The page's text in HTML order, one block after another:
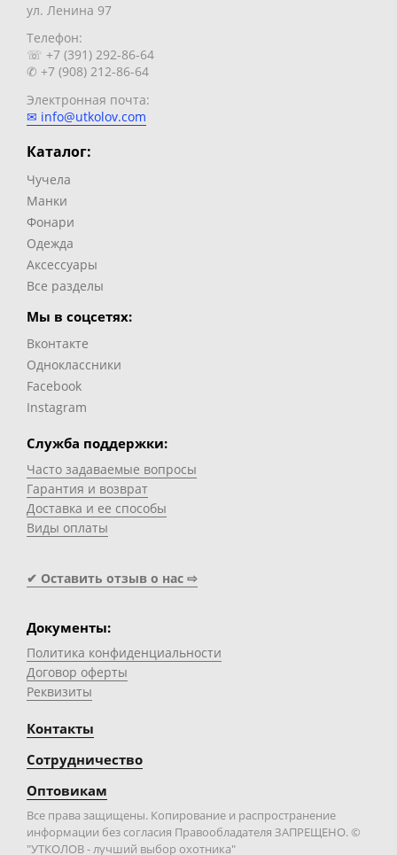
ул. Ленина 97
Телефон:
☏ +7 (391) 292-86-64
✆ +7 (908) 212-86-64
Электронная почта:
✉ info@utkolov.com
Каталог:
Чучела
Манки
Фонари
Одежда
Аксессуары
Все разделы
Мы в соцсетях:
Вконтакте
Одноклассники
Facebook
Instagram
Служба поддержки:
Часто задаваемые вопросы
Гарантия и возврат
Доставка и ее способы
Виды оплаты
✔ Оставить отзыв о нас ⇨
Документы:
Политика конфиденциальности
Договор оферты
Реквизиты
Контакты
Сотрудничество
Оптовикам
Все права защищены. Копирование и распространение
информации без согласия Правообладателя ЗАПРЕЩЕНО. ©
"УТКОЛОВ - лучший выбор охотника"